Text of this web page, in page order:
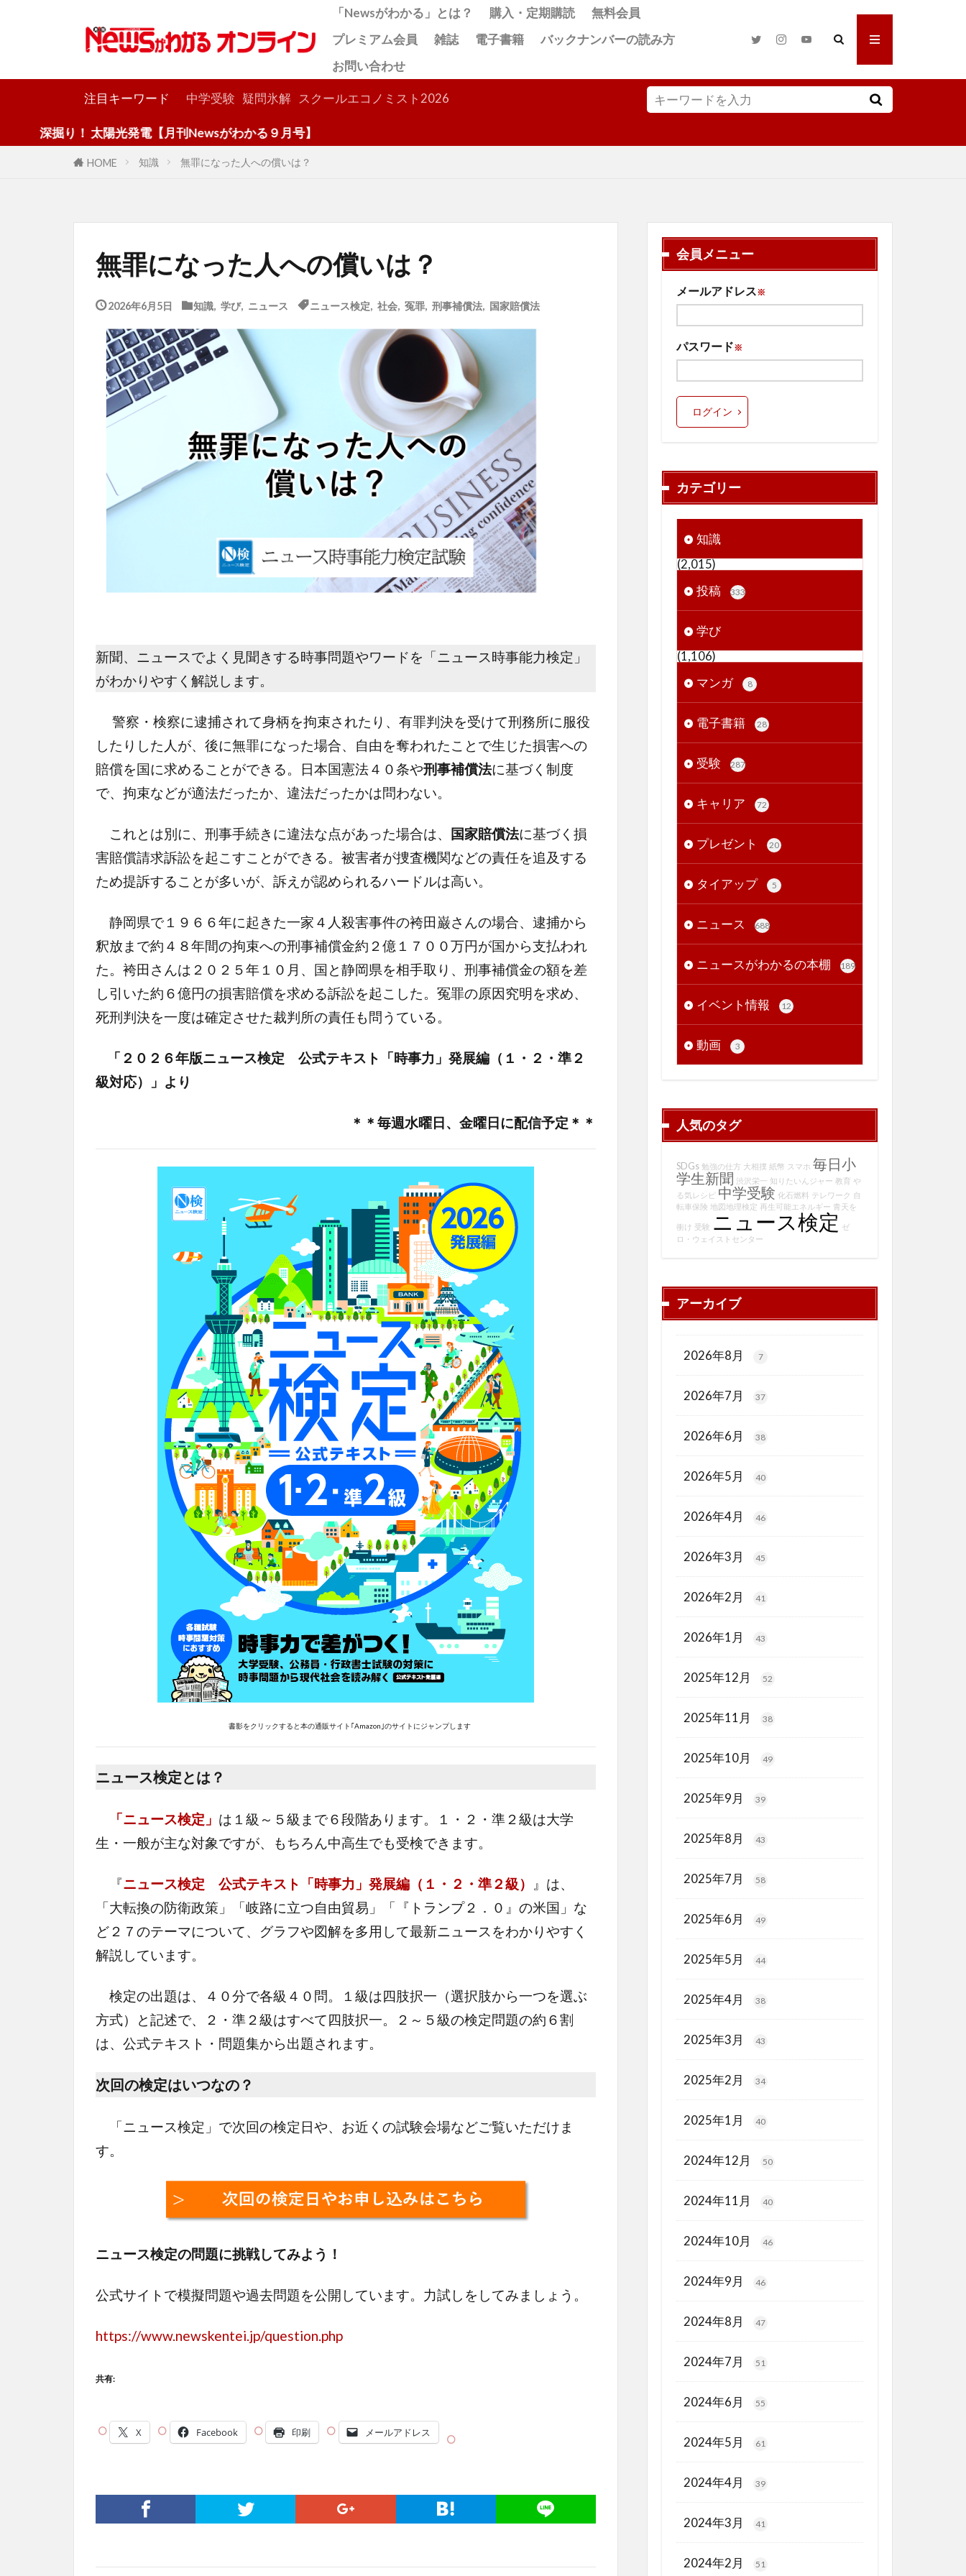
「Newsがわかる」とは？ 購入・定期購読
無料会員
プレミアム会員
雑誌 電子書籍
バックナンバーの読み方
お問い合わせ
注目キーワード 中学受験 疑問氷解 スクールエコノミスト2026
太陽光発電【月刊Newsがわかる９月号】
HOME 知識 無罪になった人への償いは？
無罪になった人への償いは？
2026年6月5日 知識 学び, ニュース ニュース検定 社会, 冤罪, 刑事補償法, 国家賠償法
新聞、ニュースでよく見聞きする時事問題やワードを「ニュース時事能力検定」
がわかりやすく解説します。
警察・検察に逮捕されて身柄を拘束されたり、有罪判決を受けて刑務所に服役
したりした人が、後に無罪になった場合、自由を奪われたことで生じた損害への
賠償を国に求めることができる。日本国憲法４０条や刑事補償法に基づく制度
で、拘束などが適法だったか、違法だったかは問わない。
これとは別に、刑事手続きに違法な点があった場合は、 国家賠償法に基づく損
害賠償請求訴訟を起こすことができる。被害者が捜査機関などの責任を追及する
ため提訴することが多いが、訴えが認められるハードルは高い。
静岡県で１９６６年に起きた一家４人殺害事件の袴田巌さんの場合、逮捕から
釈放まで約４８年間の拘束への刑事補償金約２億１７００万円が国から支払われ
た。袴田さんは２０２５年１０月、国と静岡県を相手取り、刑事補償金の額を差
し引いた約６億円の損害賠償を求める訴訟を起こした。冤罪の原因究明を求め、
死刑判決を一度は確定させた裁判所の責任も問うている。
「２０２６年版ニュース検定 公式テキスト「時事力」発展編（１・２・準２
級対応）」より
＊＊毎週水曜日、金曜日に配信予定＊＊
書影をクリックすると本の通販サイト｢Amazon｣のサイトにジャンプします
ニュース検定とは？
「ニュース検定」 は１級～５級まで６段階あります。１・２・準２級は大学
生・一般が主な対象ですが、もちろん中高生でも受検できます。
『ニュース検定 公式テキスト「時事力」発展編（１・２・準２級）
』は、
「大転換の防衛政策」「岐路に立つ自由貿易」「『トランプ２．０』の米国」な
ど２７のテーマについて、グラフや図解を多用して最新ニュースをわかりやすく
解説しています。
検定の出題は、４０分で各級４０問。１級は四肢択一（選択肢から一つを選ぶ
方式）と記述で、２・準２級はすべて四肢択一。２～５級の検定問題の約６割
は、公式テキスト・問題集から出題されます。
次回の検定はいつなの？
「ニュース検定」で次回の検定日や、お近くの試験会場などご覧いただけま
す。
ニュース検定の問題に挑戦してみよう！
公式サイトで模擬問題や過去問題を公開しています。力試しをしてみましょう。
https://www.newskentei.jp/question.php
共有:
X Facebook 印刷 メールアドレス
会員メニュー
メールアドレス※
パスワード※
ログイン
カテゴリー
知識
(2,015)
投稿
333
学び
(1,106)
マンガ
8
電子書籍 28
受験 287
キャリア 72
プレゼント 20
タイアップ 5
ニュース 688
ニュースがわかるの本棚 189
イベント情報 12
動画 3
人気のタグ
SDGs 勉強の仕方 大相撲 紙幣 スマホ 毎日小
学生新聞 渋沢栄一 知りたいんジャー 教育 や
る気レシピ 中学受験 化石燃料 テレワーク 自
転車保険 地図地理検定 再生可能エネルギー 青天を
衝け 受験 ニュース検定 ゼ
ロ・ウェイストセンター
アーカイブ
2026年8月 7
2026年7月 37
2026年6月 38
2026年5月 40
2026年4月 46
2026年3月 45
2026年2月 41
2026年1月 43
2025年12月 52
2025年11月 38
2025年10月 49
2025年9月 39
2025年8月 43
2025年7月 58
2025年6月 49
2025年5月 44
2025年4月 38
2025年3月 43
2025年2月 34
2025年1月 40
2024年12月 50
2024年11月 40
2024年10月 46
2024年9月 46
2024年8月 47
2024年7月 51
2024年6月 55
2024年5月 61
2024年4月 39
2024年3月 41
2024年2月 51
検索